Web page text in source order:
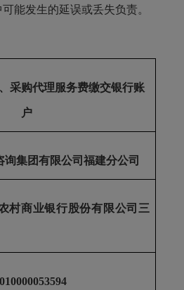
能发生的延误或丢失负责。
采购代理服务费缴交银行账
户
集团有限公司福建分公司
村商业银行股份有限公司三